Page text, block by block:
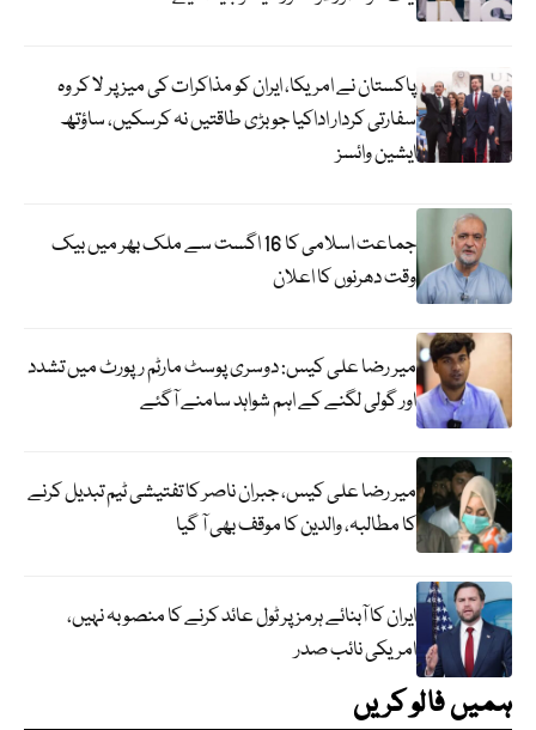
پاکستان نے امریکا، ایران کو مذاکرات کی میز پر لا کر وہ
سفارتی کردار اداکیا جو بڑی طاقتیں نہ کرسکیں، ساؤتھ
ایشین وائسز
جماعت اسلامی کا 16 اگست سے ملک بھر میں بیک
وقت دھرنوں کا اعلان
میر رضا علی کیس: دوسری پوسٹ مارٹم رپورٹ میں تشدد
اور گولی لگنے کے اہم شواہد سامنے آگئے
میر رضا علی کیس، جبران ناصر کا تفتیشی ٹیم تبدیل کرنے
کا مطالبہ، والدین کا موقف بھی آ گیا
ایران کا آبنائے ہرمز پر ٹول عائد کرنے کا منصوبہ نہیں،
امریکی نائب صدر
ہمیں فالو کریں